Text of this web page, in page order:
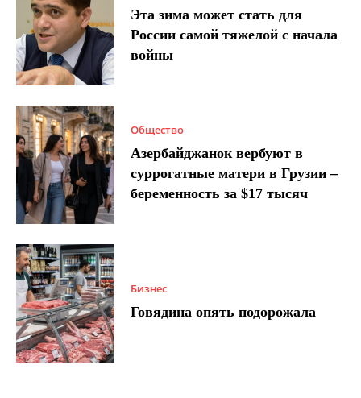
Эта зима может стать для
России самой тяжелой с начала
войны
Общество
Азербайджанок вербуют в
суррогатные матери в Грузии –
беременность за $17 тысяч
Бизнес
Говядина опять подорожала